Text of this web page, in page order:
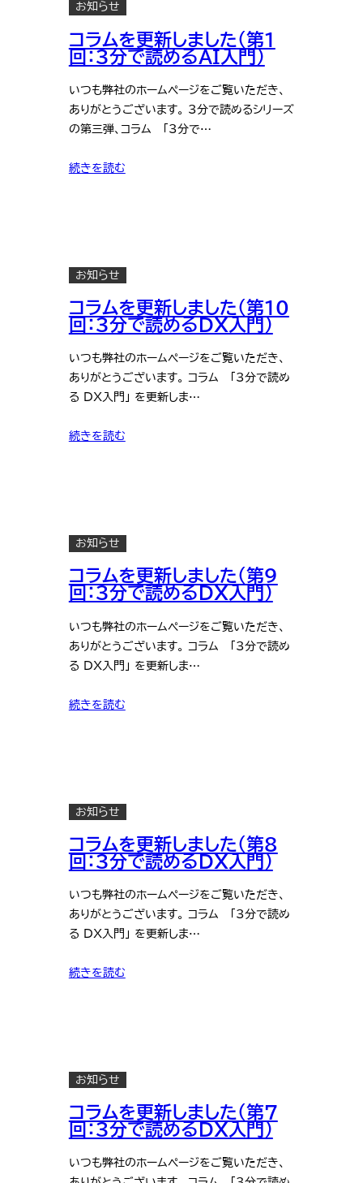
お知らせ
コラムを更新しました（第1
回：3分で読めるAI入門）
いつも弊社のホームページをご覧いただき、
ありがとうございます。 3分で読めるシリーズ
の第三弾、コラム 「3分で…
続きを読む
お知らせ
コラムを更新しました（第10
回：3分で読めるDX入門）
いつも弊社のホームページをご覧いただき、
ありがとうございます。 コラム 「3分で読め
る DX入門」 を更新しま…
続きを読む
お知らせ
コラムを更新しました（第9
回：3分で読めるDX入門）
いつも弊社のホームページをご覧いただき、
ありがとうございます。 コラム 「3分で読め
る DX入門」 を更新しま…
続きを読む
お知らせ
コラムを更新しました（第8
回：3分で読めるDX入門）
いつも弊社のホームページをご覧いただき、
ありがとうございます。 コラム 「3分で読め
る DX入門」 を更新しま…
続きを読む
お知らせ
コラムを更新しました（第7
回：3分で読めるDX入門）
いつも弊社のホームページをご覧いただき、